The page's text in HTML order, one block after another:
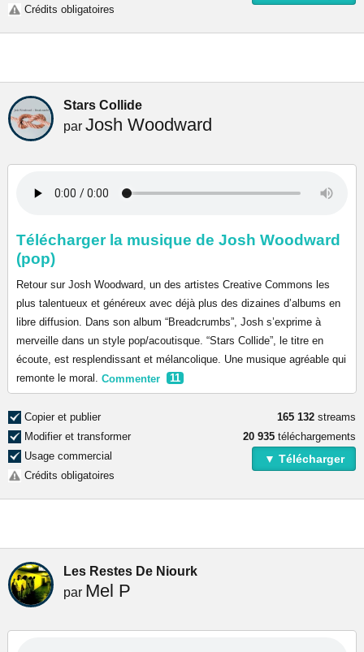
Crédits obligatoires
Stars Collide
par Josh Woodward
Télécharger la musique de Josh Woodward
(pop)
Retour sur Josh Woodward, un des artistes Creative Commons les
plus talentueux et généreux avec déjà plus des dizaines d’albums en
libre diffusion. Dans son album “Breadcrumbs”, Josh s’exprime à
merveille dans un style pop/acoutisque. “Stars Collide”, le titre en
écoute, est resplendissant et mélancolique. Une musique agréable qui
remonte le moral. Commenter 11
Copier et publier
Modifier et transformer
Usage commercial
Crédits obligatoires
165 132 streams
20 935 téléchargements
▼ Télécharger
Les Restes De Niourk
par Mel P